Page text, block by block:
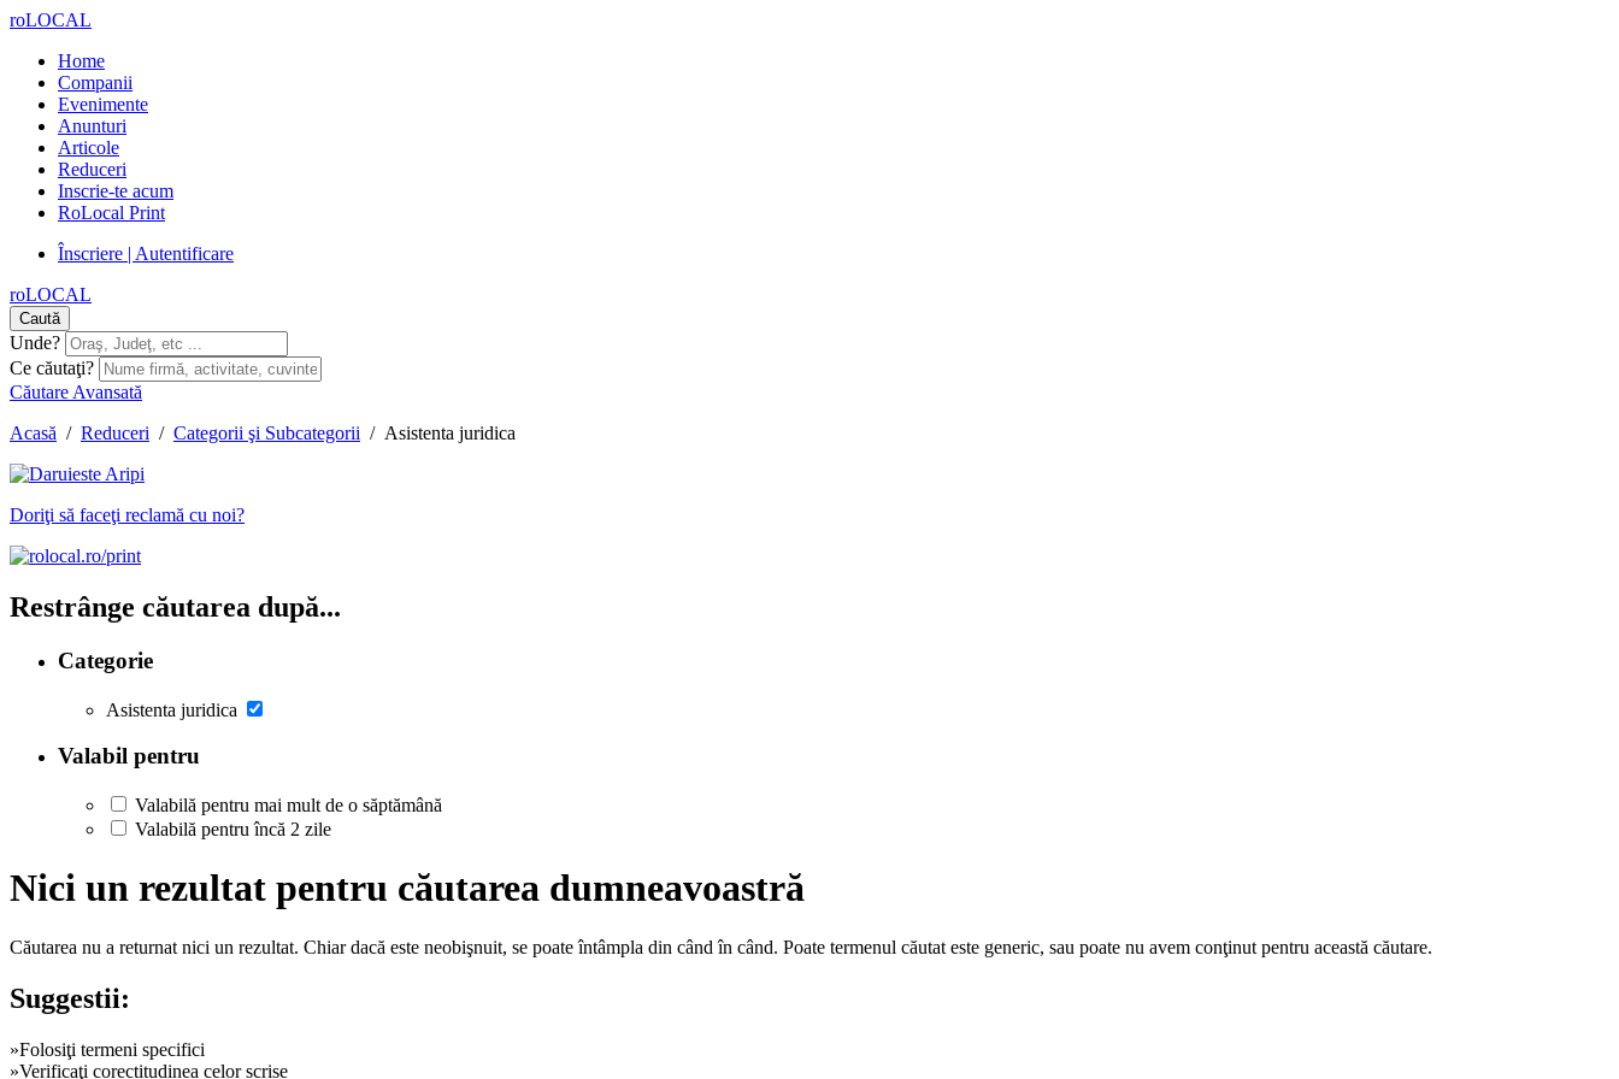
roLOCAL
Home
Companii
Evenimente
Anunturi
Articole
Reduceri
Inscrie-te acum
RoLocal Print
Înscriere | Autentificare
roLOCAL
Caută
Unde?
Ce căutaţi?
Căutare Avansată
Acasă / Reduceri / Categorii şi Subcategorii / Asistenta juridica
Doriţi să faceţi reclamă cu noi?
Restrânge căutarea după...
Categorie
Asistenta juridica
Valabil pentru
Valabilă pentru mai mult de o săptămână
Valabilă pentru încă 2 zile
Nici un rezultat pentru căutarea dumneavoastră
Căutarea nu a returnat nici un rezultat. Chiar dacă este neobişnuit, se poate întâmpla din când în când. Poate termenul căutat este generic, sau poate nu avem conţinut pentru această căutare.
Suggestii:
»Folosiţi termeni specifici
»Verificaţi corectitudinea celor scrise